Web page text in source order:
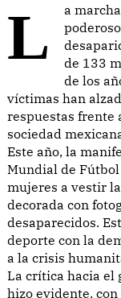
La marcha en la Ciudad de México fue un
de 133
de los
víctimas han
respuestas frente
sociedad
Este año, la
Mundial de
mujeres a vestir
decorada con
desaparecidos.
deporte con la
a la crisis
La crítica hacia el
hizo evidente,